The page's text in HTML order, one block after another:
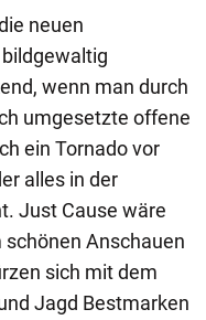
neuen
wenn man durch
umgesetzte offene
ein Tornado vor
alles in der
Just Cause wäre
Anschauen
sich mit dem
Jagd Bestmarken